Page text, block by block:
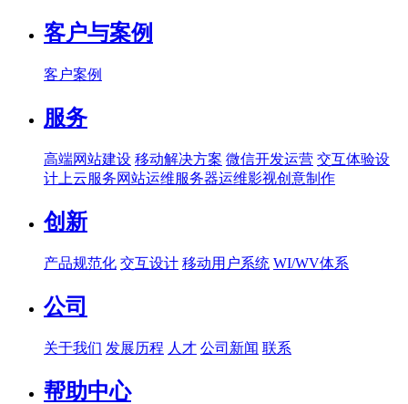
客户与案例
客户案例
服务
高端网站建设 移动解决方案 微信开发运营 交互体验设
计 上云服务网站运维服务器运维影视创意制作
创新
产品规范化 交互设计 移动用户系统 WI/WV体系
公司
关于我们 发展历程 人才 公司新闻 联系
帮助中心